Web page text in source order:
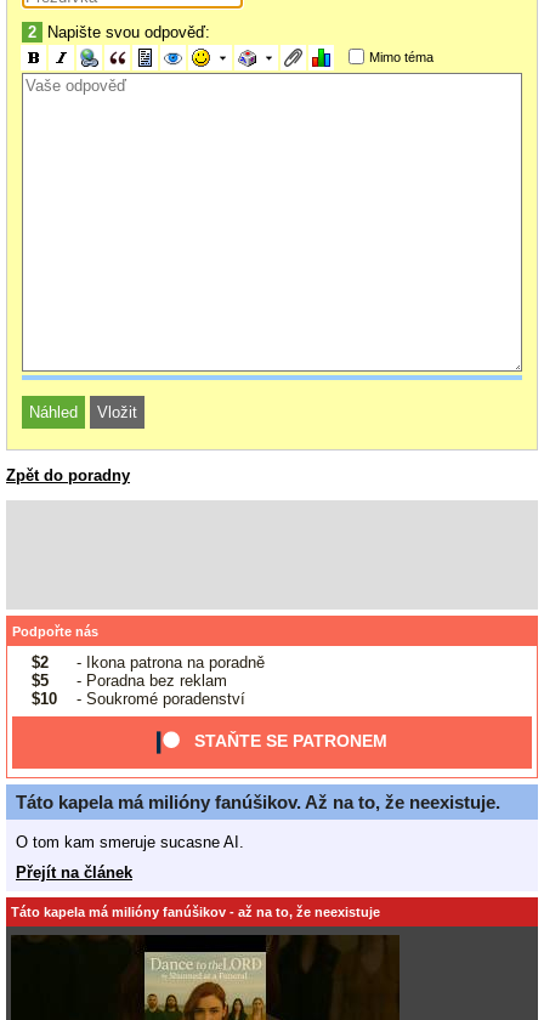
2 Napište svou odpověď:
Mimo téma
Zpět do poradny
Podpořte nás
$2
- Ikona patrona na poradně
$5
- Poradna bez reklam
$10
- Soukromé poradenství
STAŇTE SE PATRONEM
Táto kapela má milióny fanúšikov. Až na to, že neexistuje.
O tom kam smeruje sucasne AI.
Přejít na článek
Táto kapela má milióny fanúšikov - až na to, že neexistuje